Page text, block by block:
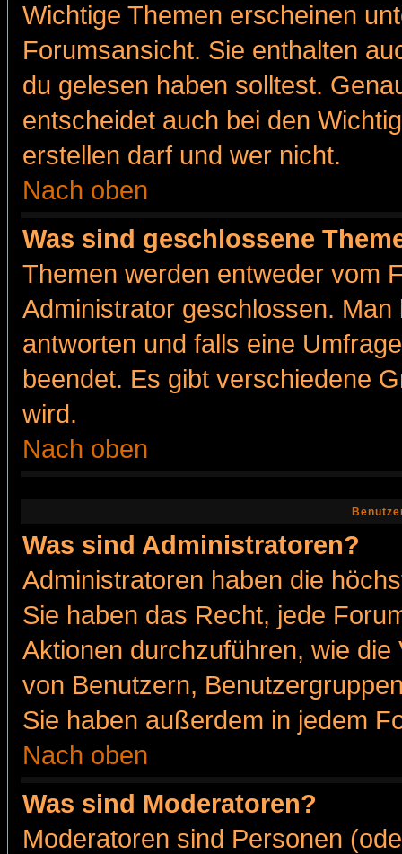
Wichtige Themen erscheinen
Forumsansicht. Sie enthalten
du gelesen haben solltest.
entscheidet auch bei den
erstellen darf und wer nicht.
Nach oben
Was sind geschlossene
Themen werden entweder vom
Administrator geschlossen.
antworten und falls eine
beendet. Es gibt verschiedene
wird.
Nach oben
Was sind Administratoren?
Administratoren haben die
Sie haben das Recht, jede
Aktionen durchzuführen, wie
von Benutzern,
Sie haben außerdem in jedem
Nach oben
Was sind Moderatoren?
Moderatoren sind Personen